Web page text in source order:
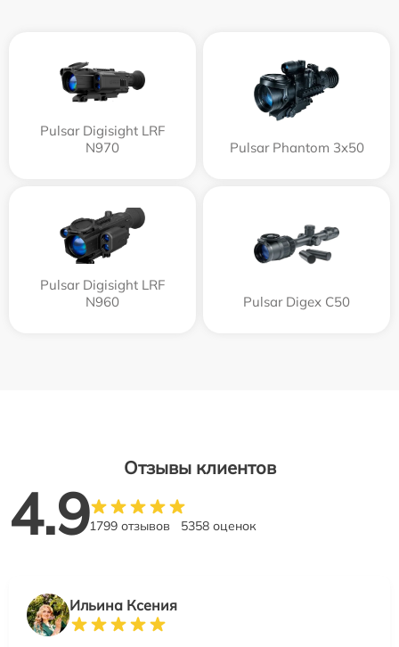
Pulsar Digisight LRF
N970
Pulsar Phantom 3x50
Pulsar Digisight LRF
N960
Pulsar Digex C50
Отзывы клиентов
4.91799 отзывов 5358 оценок
Ильина Ксения